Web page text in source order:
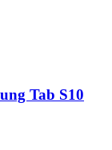
Tab S10